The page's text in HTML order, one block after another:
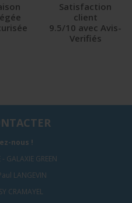
Satisfaction
client
9.5/10 avec Avis-
Verifiés
nous !
GALAXIE GREEN
LANGEVIN
CRAMAYEL